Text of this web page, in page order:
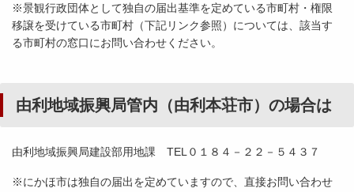
※景観行政団体として独自の届出基準を定めている市町村・権限
移譲を受けている市町村（下記リンク参照）については、該当す
る市町村の窓口にお問い合わせください。
由利地域振興局管内（由利本荘市）の場合は
由利地域振興局建設部用地課 TEL０１８４－２２－５４３７
※にかほ市は独自の届出を定めていますので、直接お問い合わせ